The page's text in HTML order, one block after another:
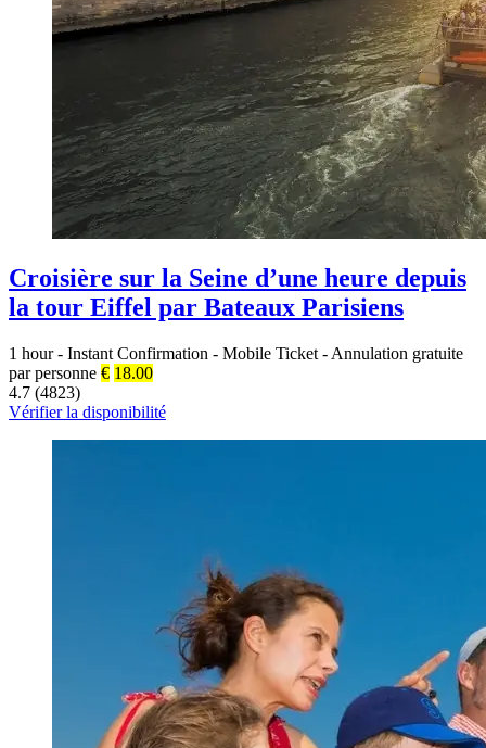
Croisière sur la Seine d’une heure depuis
la tour Eiffel par Bateaux Parisiens
1 hour - Instant Confirmation - Mobile Ticket - Annulation gratuite
par personne € 18.00
4.7 (4823)
Vérifier la disponibilité